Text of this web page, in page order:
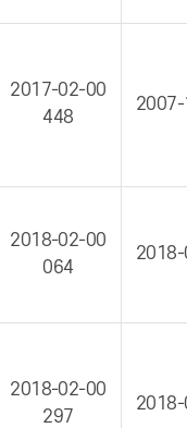
2017-02-00
448
2018-02-00
064
2018-02-00
297